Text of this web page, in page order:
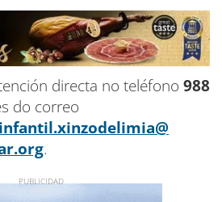
directa no teléfono 988
do correo
xinzodelimia@
.